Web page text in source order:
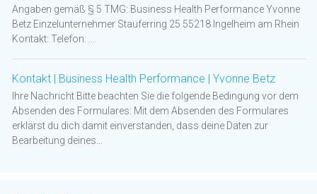
Angaben gemäß § 5 TMG: Business Health Performance Yvonne
Betz Einzelunternehmer Stauferring 25 55218 Ingelheim am Rhein
Kontakt: Telefon: ...
Kontakt | Business Health Performance | Yvonne Betz
Ihre Nachricht Bitte beachten Sie die folgende Bedingung vor dem
Absenden des Formulares: Mit dem Absenden des Formulares
erklärst du dich damit einverstanden, dass deine Daten zur
Bearbeitung deines...